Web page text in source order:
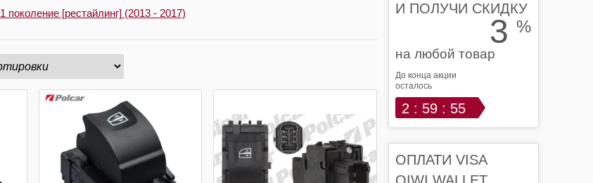
1 поколение [рестайлинг] (2013 - 2017)
И ПОЛУЧИ СКИДКУ
3 %
на любой товар
До конца акции
осталось
2 : 59 : 55
ОПЛАТИ VISA